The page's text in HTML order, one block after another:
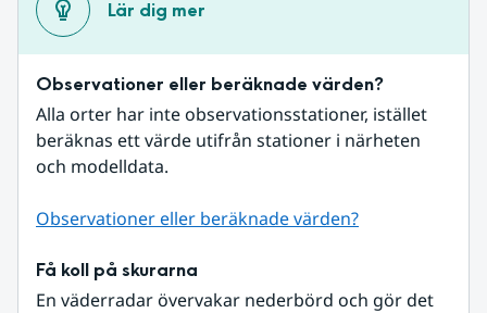
Lär dig mer
Observationer eller beräknade värden?
Alla orter har inte observationsstationer, istället
beräknas ett värde utifrån stationer i närheten
och modelldata.
Observationer eller beräknade värden?
Få koll på skurarna
En väderradar övervakar nederbörd och gör det